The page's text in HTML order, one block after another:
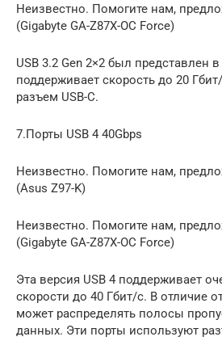
Неизвестно. Помогите нам,
(Gigabyte GA-Z87X-OC Force)
USB 3.2 Gen 2×2 был представлен
поддерживает скорость до 20
разъем USB-C.
7.Порты USB 4 40Gbps
Неизвестно. Помогите нам,
(Asus Z97-K)
Неизвестно. Помогите нам,
(Gigabyte GA-Z87X-OC Force)
Эта версия USB 4 поддерживает
скорости до 40 Гбит/с. В отличие
может распределять полосы
данных. Эти порты используют